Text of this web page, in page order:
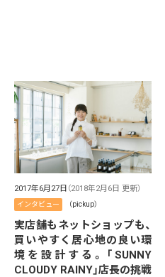
2017年6月27日 （2018年2月6日 更新）
インタビュー （pickup）
実店舗もネットショップも、
買いやすく居心地の良い環
境を設計する。「SUNNY
CLOUDY RAINY」店長の挑戦